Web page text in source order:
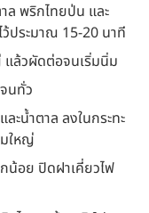
ล พริกไทยป่น และ
ประมาณ 15-20 นาที
แล้วผัดต่อจนเริ่มนิ่ม
นทั่ว
ะน้ำตาล ลงในกระทะ
ใหญ่
กน้อย ปิดฝาเคี่ยวไฟ